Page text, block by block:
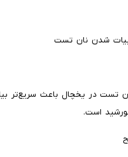
بیات شدن نان تست
تست در یخچال باعث
است.